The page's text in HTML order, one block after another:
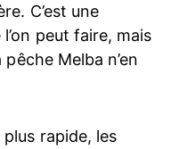
C’est une
peut faire, mais
Melba n’en
rapide, les